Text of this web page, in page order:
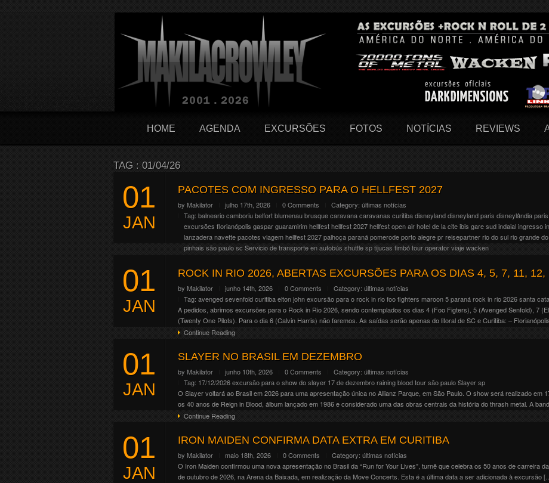
HOME AGENDA EXCURSÕES FOTOS NOTÍCIAS REVIEWS
TAG : 01/04/26
01
JAN
PACOTES COM INGRESSO PARA O HELLFEST 2027
by Makilator julho 17th, 2026 0 Comments Category: últimas notícias
Tag: balneario camboriubelfortblumenaubrusquecaravanacaravanas curitibadisneylanddisneyland paris disneylândia paris
excursões florianópolis gasparguaramirimhellfesthellfest 2027hellfest open airhotel de la citeibis gare sudindaialingresso
lanzaderanavettepacotes viagem hellfest 2027palhoçaparanápomerodeporto alegreprreisepartnerrio do sulrio grande
pinhais são paulosc Servicio de transporte en autobús shuttlesptijucas timbótour operatorviajewacken
Altar . Crypt . Forge . Mainstage 01 . Mainstage 02 . Riot . Temple . Valley . Warzone Nós novamente estaremos […]
01
JAN
ROCK IN RIO 2026, ABERTAS EXCURSÕES PARA OS DIAS 4, 5, 7, 11, 12,
by Makilator junho 14th, 2026 0 Comments Category: últimas notícias
Tag: avenged sevenfoldcuritibaelton johnexcursão para o rock in riofoo fighters maroon 5paranárock in rio 2026santa
A pedidos, abrimos excursões para o Rock in Rio 2026, sendo contemplados os dias 4 (Foo Figters), 5 (Avenged Senfold), 7
(Twenty One Pilots). Para o dia 6 (Calvin Harris) não faremos. As saídas serão apenas do litoral de SC e Curitiba: –
Continue Reading
01
JAN
SLAYER NO BRASIL EM DEZEMBRO
by Makilator junho 10th, 2026 0 Comments Category: últimas notícias
Tag: 17/12/2026excursão para o show do slayer 17 de dezembroraining blood toursão pauloSlayersp
O Slayer voltará ao Brasil em 2026 para uma apresentação única no Allianz Parque, em São Paulo. O show será realizado em
os 40 anos de Reign in Blood, álbum lançado em 1986 e considerado uma das obras centrais da história do thrash metal. A
Continue Reading
01
JAN
IRON MAIDEN CONFIRMA DATA EXTRA EM CURITIBA
by Makilator maio 18th, 2026 0 Comments Category: últimas notícias
O Iron Maiden confirmou uma nova apresentação no Brasil da “Run for Your Lives”, turnê que celebra os 50 anos de carreira
de outubro de 2026, na Arena da Baixada, em realização da Move Concerts. Esta é a última data a ser adicionada à excursão